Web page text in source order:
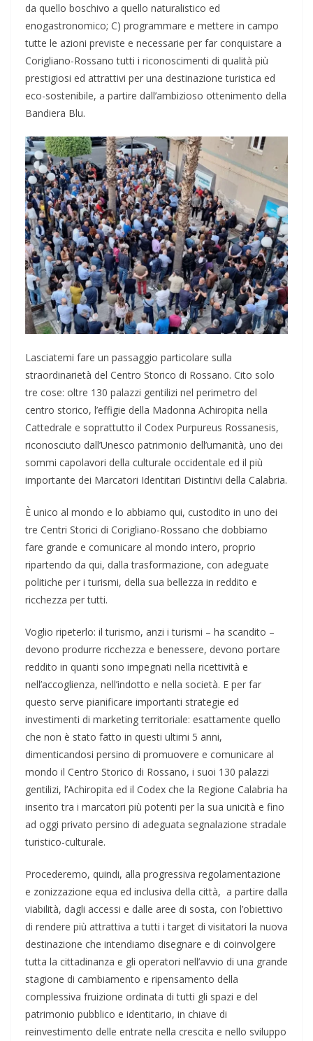
da quello boschivo a quello naturalistico ed
enogastronomico; C) programmare e mettere in campo
tutte le azioni previste e necessarie per far conquistare a
Corigliano-Rossano tutti i riconoscimenti di qualità più
prestigiosi ed attrattivi per una destinazione turistica ed
eco-sostenibile, a partire dall’ambizioso ottenimento della
Bandiera Blu.
Lasciatemi fare un passaggio particolare sulla
straordinarietà del Centro Storico di Rossano. Cito solo
tre cose: oltre 130 palazzi gentilizi nel perimetro del
centro storico, l’effigie della Madonna Achiropita nella
Cattedrale e soprattutto il Codex Purpureus Rossanesis,
riconosciuto dall’Unesco patrimonio dell’umanità, uno dei
sommi capolavori della culturale occidentale ed il più
importante dei Marcatori Identitari Distintivi della Calabria.
È unico al mondo e lo abbiamo qui, custodito in uno dei
tre Centri Storici di Corigliano-Rossano che dobbiamo
fare grande e comunicare al mondo intero, proprio
ripartendo da qui, dalla trasformazione, con adeguate
politiche per i turismi, della sua bellezza in reddito e
ricchezza per tutti.
Voglio ripeterlo: il turismo, anzi i turismi – ha scandito –
devono produrre ricchezza e benessere, devono portare
reddito in quanti sono impegnati nella ricettività e
nell’accoglienza, nell’indotto e nella società. E per far
questo serve pianificare importanti strategie ed
investimenti di marketing territoriale: esattamente quello
che non è stato fatto in questi ultimi 5 anni,
dimenticandosi persino di promuovere e comunicare al
mondo il Centro Storico di Rossano, i suoi 130 palazzi
gentilizi, l’Achiropita ed il Codex che la Regione Calabria ha
inserito tra i marcatori più potenti per la sua unicità e fino
ad oggi privato persino di adeguata segnalazione stradale
turistico-culturale.
Procederemo, quindi, alla progressiva regolamentazione
e zonizzazione equa ed inclusiva della città, a partire dalla
viabilità, dagli accessi e dalle aree di sosta, con l’obiettivo
di rendere più attrattiva a tutti i target di visitatori la nuova
destinazione che intendiamo disegnare e di coinvolgere
tutta la cittadinanza e gli operatori nell’avvio di una grande
stagione di cambiamento e ripensamento della
complessiva fruizione ordinata di tutti gli spazi e del
patrimonio pubblico e identitario, in chiave di
reinvestimento delle entrate nella crescita e nello sviluppo